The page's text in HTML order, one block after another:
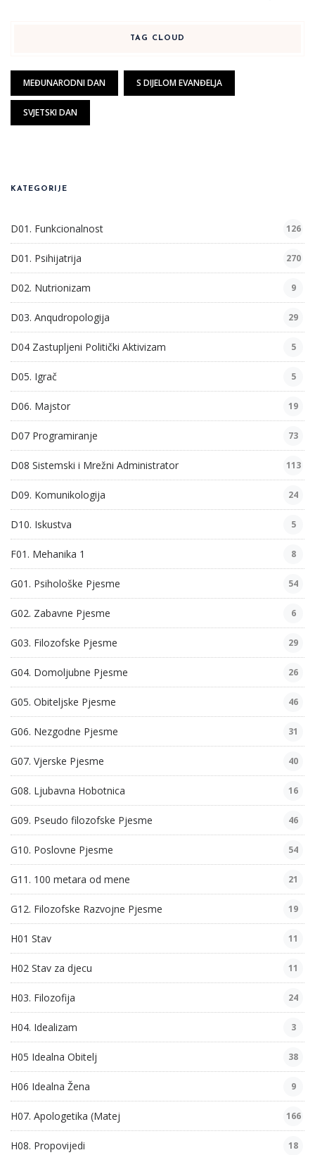
TAG CLOUD
MEĐUNARODNI DAN S DIJELOM EVANĐELJA
SVJETSKI DAN
KATEGORIJE
D01. Funkcionalnost 126
D01. Psihijatrija 270
D02. Nutrionizam 9
D03. Anqudropologija 29
D04 Zastupljeni Politički Aktivizam 5
D05. Igrač 5
D06. Majstor 19
D07 Programiranje 73
D08 Sistemski i Mrežni Administrator 113
D09. Komunikologija 24
D10. Iskustva 5
F01. Mehanika 1 8
G01. Psihološke Pjesme 54
G02. Zabavne Pjesme 6
G03. Filozofske Pjesme 29
G04. Domoljubne Pjesme 26
G05. Obiteljske Pjesme 46
G06. Nezgodne Pjesme 31
G07. Vjerske Pjesme 40
G08. Ljubavna Hobotnica 16
G09. Pseudo filozofske Pjesme 46
G10. Poslovne Pjesme 54
G11. 100 metara od mene 21
G12. Filozofske Razvojne Pjesme 19
H01 Stav 11
H02 Stav za djecu 11
H03. Filozofija 24
H04. Idealizam 3
H05 Idealna Obitelj 38
H06 Idealna Žena 9
H07. Apologetika (Matej 166
H08. Propovijedi 18